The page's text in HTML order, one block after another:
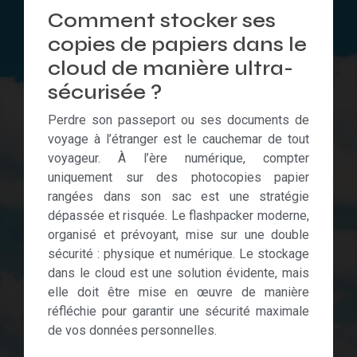
Comment stocker ses
copies de papiers dans le
cloud de manière ultra-
sécurisée ?
Perdre son passeport ou ses documents de
voyage à l’étranger est le cauchemar de tout
voyageur. À l’ère numérique, compter
uniquement sur des photocopies papier
rangées dans son sac est une stratégie
dépassée et risquée. Le flashpacker moderne,
organisé et prévoyant, mise sur une double
sécurité : physique et numérique. Le stockage
dans le cloud est une solution évidente, mais
elle doit être mise en œuvre de manière
réfléchie pour garantir une sécurité maximale
de vos données personnelles.